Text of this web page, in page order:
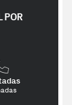
POR